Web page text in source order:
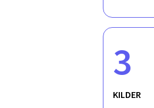
3
KILDER